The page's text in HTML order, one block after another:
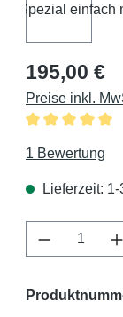
Regulärer Preis:
195,00 €
Preise inkl.
1 Bewertung
Lieferzeit: 1-
Produkt